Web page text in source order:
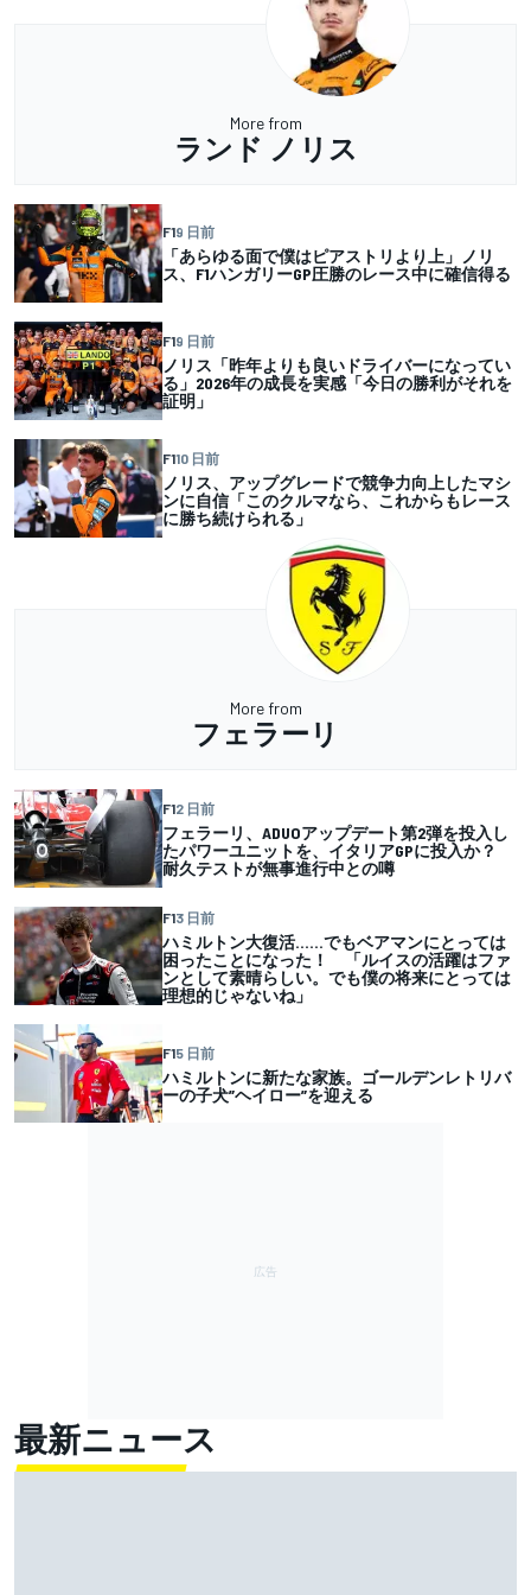
More from
ランド ノリス
F19 日前
「あらゆる面で僕はピアストリより上」ノリ
ス、F1ハンガリーGP圧勝のレース中に確信得る
F19 日前
ノリス「昨年よりも良いドライバーになってい
る」2026年の成長を実感「今日の勝利がそれを
証明」
F110 日前
ノリス、アップグレードで競争力向上したマシ
ンに自信「このクルマなら、これからもレース
に勝ち続けられる」
More from
フェラーリ
F12 日前
フェラーリ、ADUOアップデート第2弾を投入し
たパワーユニットを、イタリアGPに投入か？
耐久テストが無事進行中との噂
F13 日前
ハミルトン大復活……でもベアマンにとっては
困ったことになった！ 「ルイスの活躍はファ
ンとして素晴らしい。でも僕の将来にとっては
理想的じゃないね」
F15 日前
ハミルトンに新たな家族。ゴールデンレトリバ
ーの子犬”ヘイロー”を迎える
最新ニュース